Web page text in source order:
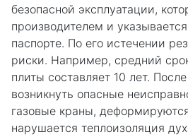
безопасной эксплуатации,
производителем и
паспорте. По его истечении
риски. Например, средний
плиты составляет 10 лет.
возникнуть опасные
газовые краны,
нарушается теплоизоляция